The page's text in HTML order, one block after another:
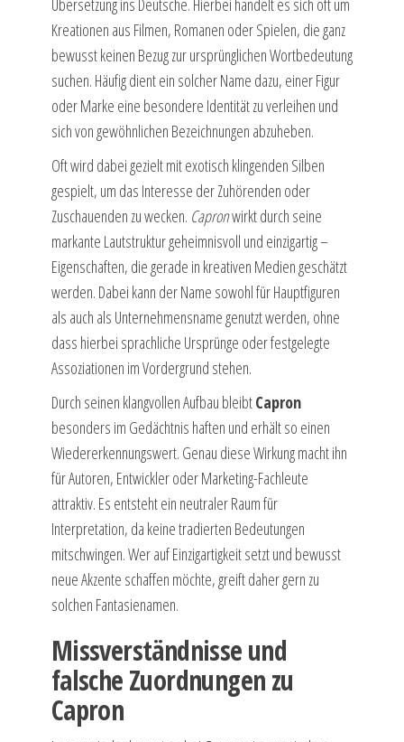
Übersetzung ins Deutsche. Hierbei handelt es sich oft um
Kreationen aus Filmen, Romanen oder Spielen, die ganz
bewusst keinen Bezug zur ursprünglichen Wortbedeutung
suchen. Häufig dient ein solcher Name dazu, einer Figur
oder Marke eine besondere Identität zu verleihen und
sich von gewöhnlichen Bezeichnungen abzuheben.
Oft wird dabei gezielt mit exotisch klingenden Silben
gespielt, um das Interesse der Zuhörenden oder
Zuschauenden zu wecken. Capronwirkt durch seine
markante Lautstruktur geheimnisvoll und einzigartig –
Eigenschaften, die gerade in kreativen Medien geschätzt
werden. Dabei kann der Name sowohl für Hauptfiguren
als auch als Unternehmensname genutzt werden, ohne
dass hierbei sprachliche Ursprünge oder festgelegte
Assoziationen im Vordergrund stehen.
Durch seinen klangvollen Aufbau bleibtCapron
besonders im Gedächtnis haften und erhält so einen
Wiedererkennungswert. Genau diese Wirkung macht ihn
für Autoren, Entwickler oder Marketing-Fachleute
attraktiv. Es entsteht ein neutraler Raum für
Interpretation, da keine tradierten Bedeutungen
mitschwingen. Wer auf Einzigartigkeit setzt und bewusst
neue Akzente schaffen möchte, greift daher gern zu
solchen Fantasienamen.
Missverständnisse und
falsche Zuordnungen zu
Capron